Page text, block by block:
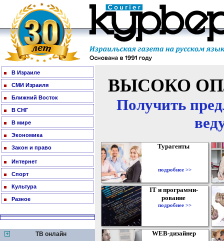
В Израиле
СМИ Израиля
Ближний Восток
В СНГ
В мире
Экономика
Закон и право
Интернет
Спорт
Культура
Разное
ТВ онлайн
ВЫСОКО
Получить
Турагенты
подробнее >>
IT и программи-
рование
подробнее >>
WEB-дизайнер